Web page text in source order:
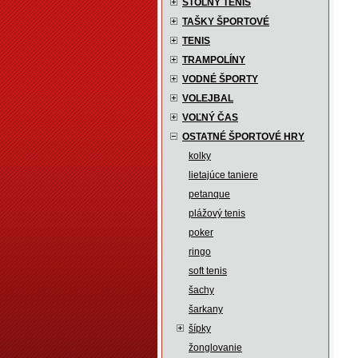
STOLNÝ TENIS
TAŠKY ŠPORTOVÉ
TENIS
TRAMPOLÍNY
VODNÉ ŠPORTY
VOLEJBAL
VOĽNÝ ČAS
OSTATNÉ ŠPORTOVÉ HRY
kolky
lietajúce taniere
petanque
plážový tenis
poker
ringo
soft tenis
šachy
šarkany
šípky
žonglovanie